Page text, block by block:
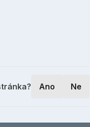
Ano Ne